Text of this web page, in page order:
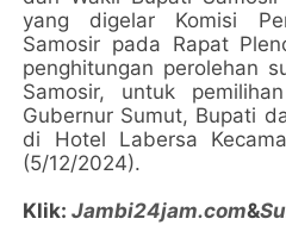
yang digelar Komisi
Samosir pada Rapat
penghitungan perolehan
Samosir, untuk
Gubernur Sumut, Bupati
di Hotel Labersa
(5/12/2024).
Klik:Jambi24jam.com&